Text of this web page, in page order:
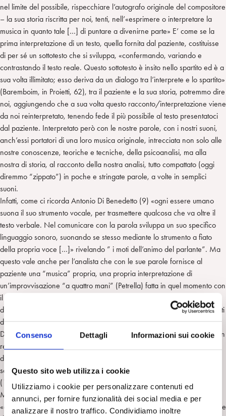
Consenso Dettagli Informazioni sui cookie
Questo sito web utilizza i cookie
Utilizziamo i cookie per personalizzare contenuti ed
annunci, per fornire funzionalità dei social media e per
analizzare il nostro traffico. Condividiamo inoltre
nel limite del possibile, rispecchiare l’autografo originale del compositore
– la sua storia riscritta per noi, tenti, nell’«esprimere o interpretare la
musica in quanto tale […] di puntare a divenirne parte» E’ come se la
prima interpretazione di un testo, quella fornita dal paziente, costituisse
di per sé un sottotesto che si sviluppa, «confermando, variando e
contrastando il testo reale. Questo sottotesto è insito nello spartito ed è a
sua volta illimitato; esso deriva da un dialogo tra l’interprete e lo spartito»
(Baremboim, in Proietti, 62), tra il paziente e la sua storia, potremmo dire
noi, aggiungendo che a sua volta questo racconto/interpretazione viene
da noi reinterpretato, tenendo fede il più possibile al testo presentatoci
dal paziente. Interpretato però con le nostre parole, con i nostri suoni,
anch’essi portatori di una loro musica originale, intrecciata non solo alle
nostre conoscenze, teoriche e tecniche, della psicoanalisi, ma alla
nostra di storia, al racconto della nostra analisi, tutto compattato (oggi
diremmo “zippato”) in poche e stringate parole, a volte in semplici
suoni.
Infatti, come ci ricorda Antonio Di Benedetto (9) «ogni essere umano
suona il suo strumento vocale, per trasmettere qualcosa che va oltre il
testo verbale. Nel comunicare con la parola sviluppa un suo specifico
linguaggio sonoro, suonando se stesso mediante lo strumento a fiato
della propria voce […]» rivelando ” i moti dell’animo del parlante”. Ma
questo vale anche per l’analista che con le sue parole fornisce al
paziente una “musica” propria, una propria interpretazione di
un’improvvisazione “a quattro mani” (Petrella) fatta in quel momento con
il paziente, con tutti i distinguo interessantissimi che su questa metafora,
della Nissim Momigliano, vengono fatti nell’articolo, sottolineando i punti
di debolezza e criticità della suddetta metafora.
Di Benedetto attrae la nostra attenzione sull’importanza di passare da un
registro unicamente osservativo/visivo, centrato sui contenuti
dell’immaginario visivo del discorso, alla percezione della “colonna
sonora” delle verbalizzazioni attraverso una sorta di rêverie acustica
(14).
Ma come dice Fausto Petrella “l’ascolto” da parte dell’analista
«comporta […] processi di selezione, scelta, trasformazione o traduzione